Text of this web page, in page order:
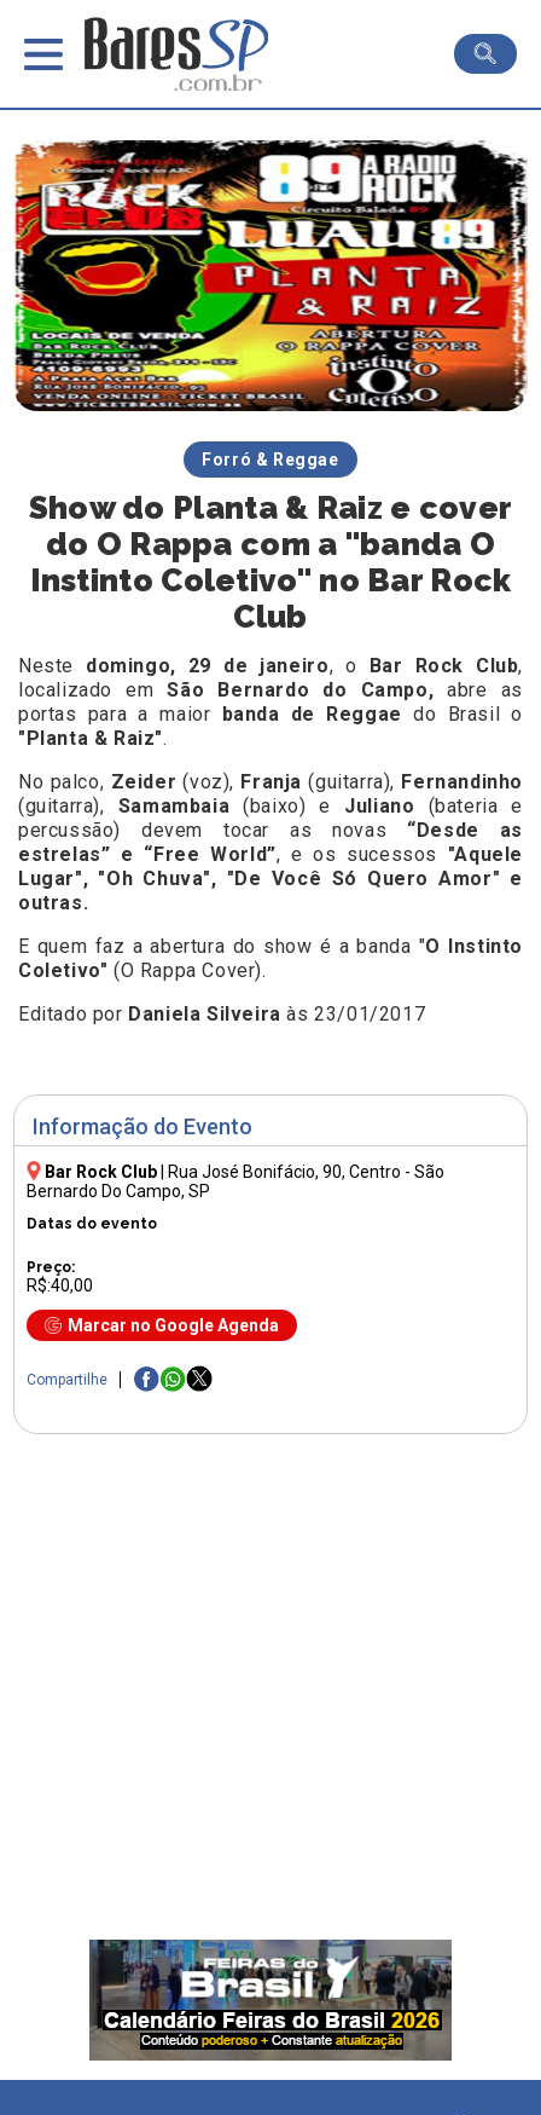
Informação do Evento
Bar Rock Club Rua José Bonifácio, 90, Centro - São
Bernardo Do Campo, SP
Datas do evento
Preço:
R$:40,00
Marcar no Google Agenda
Compartilhe
Forró & Reggae
Show do Planta & Raiz e cover
do O Rappa com a "banda O
Instinto Coletivo" no Bar Rock
Club
Neste domingo, 29 de janeiro, o Bar Rock Club,
localizado emSão Bernardo do Campo, abre as
portas para a maior
banda de Reggae do Brasil o
"Planta & Raiz".
No palco, Zeider (voz), Franja (guitarra), Fernandinho
(guitarra), Samambaia (baixo) e Juliano (bateria e
percussão) devem tocar as novas “Desde as
estrelas” e “Free World”, e os sucessos
"Aquele
Lugar", "Oh Chuva", "De Você Só Quero Amor" e
outras.
E quem faz a abertura do show é a banda "O Instinto
Coletivo" (O Rappa Cover).
Editado por Daniela Silveira às 23/01/2017